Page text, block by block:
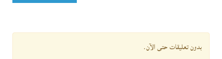
بدون تعليقات حتى الآن.